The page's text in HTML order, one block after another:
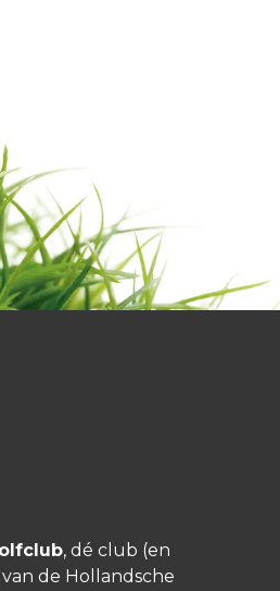
, dé club (en
de Hollandsche